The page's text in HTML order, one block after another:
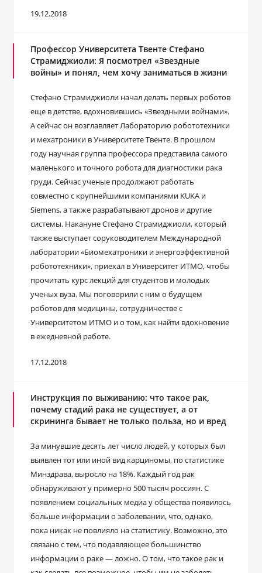
19.12.2018
Профессор Университета Твенте Стефано
Страмиджиоли: Я посмотрел «Звездные
войны» и понял, чем хочу заниматься в жизни
Стефано Страмиджиоли начал делать первых роботов
еще в детстве, вдохновившись «Звездными войнами».
А сейчас он возглавляет Лабораторию робототехники
и мехатроники в Университете Твенте. В прошлом
году научная группа профессора представила самого
маленького и точного робота для диагностики рака
груди. Сейчас ученые продолжают работать
совместно с крупнейшими компаниями KUKA и
Siemens, а также разрабатывают дронов и другие
системы. Накануне Стефано Страмиджиоли, который
также выступает соруководителем Международной
лаборатории «Биомехатроники и энергоэффективной
робототехники», приехал в Университет ИТМО, чтобы
прочитать курс лекций для студентов и молодых
ученых вуза. Мы поговорили с ним о будущем
роботов для медицины, сотрудничестве с
Университетом ИТМО и о том, как найти вдохновение
в ежедневной работе.
17.12.2018
Инструкция по выживанию: что такое рак,
почему стадий рака не существует, а от
скрининга бывает не только польза, но и вред
За минувшие десять лет число людей, у которых был
выявлен тот или иной вид карциномы, по статистике
Минздрава, выросло на 18%. Каждый год рак
обнаруживают у примерно 500 тысяч россиян. С
появлением социальных медиа у общества появилось
больше информации о заболевании, что, однако,
пока никак не повлияло на статистику. Возможно, это
связано с тем, что подавляющее большинство
информации о раке — ложно. О том, что такое рак и